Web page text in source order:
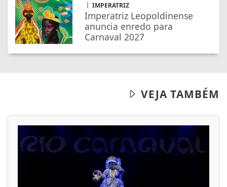
IMPERATRIZ
Imperatriz Leopoldinense
anuncia enredo para
Carnaval 2027
VEJA TAMBÉM